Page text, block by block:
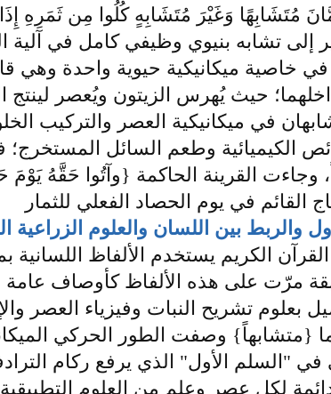
مُتَشَابِهًا وَغَيْرَ مُتَشَابِهٍ كُلُوا مِن ثَمَرِهِ
تشابه بنيوي وظيفي كامل في آلية
خاصية ميكانيكية حيوية واحدة وهي
حيث يُهرس الزيتون ويُعصر
في ميكانيكية العصر والتركيب
الكيميائية وطعم السائل
القرينة الحاكمة {وآتُوا حَقَّهُ يَوْمَ
القائم في يوم الحصاد الفعلي للثمار
والربط بين اللسان والعلوم الزراعية
الكريم يستخدم الألفاظ
مرّت على هذه الألفاظ كأوصاف عامة
تشريح النبات وفيزياء العصر
{متشابهاً} وصفت الطور الحركي
في "السلم الأول" الذي يرفع ركام
لكل عصر وعلم من العلوم التطبيقية